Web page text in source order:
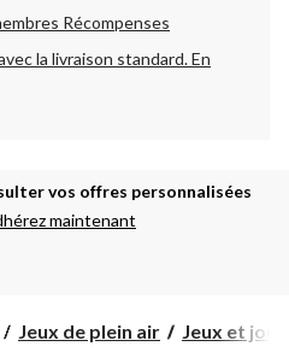
Récompenses
la livraison standard.En
vos offres personnalisées
maintenant
Jeux de plein air Jeux et